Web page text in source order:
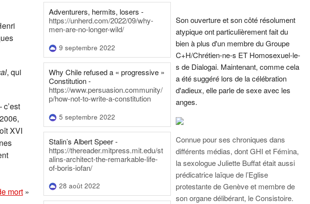
, qui
XVI
mort»
Adventurers, hermits, losers -
https://unherd.com/2022/09/why-
men-are-no-longer-wild/
9 septembre 2022
Why Chile refused a « progressive »
Constitution -
https://www.persuasion.community/
p/how-not-to-write-a-constitution
5 septembre 2022
Stalin’s Albert Speer -
https://thereader.mitpress.mit.edu/st
alins-architect-the-remarkable-life-
of-boris-iofan/
28 août 2022
Son ouverture et son côté résolument
atypique ont particulièrement fait du
bien à plus d'un membre du Groupe
C+H/Chrétien-ne-s ET Homosexuel-le-
s de Dialogai. Maintenant, comme cela
a été suggéré lors de la célébration
d'adieux, elle parle de sexe avec les
anges.
Connue pour ses chroniques dans
différents médias, dont GHI et Fémina,
la sexologue Juliette Buffat était aussi
prédicatrice laïque de l’Eglise
protestante de Genève et membre de
son organe délibérant, le Consistoire.